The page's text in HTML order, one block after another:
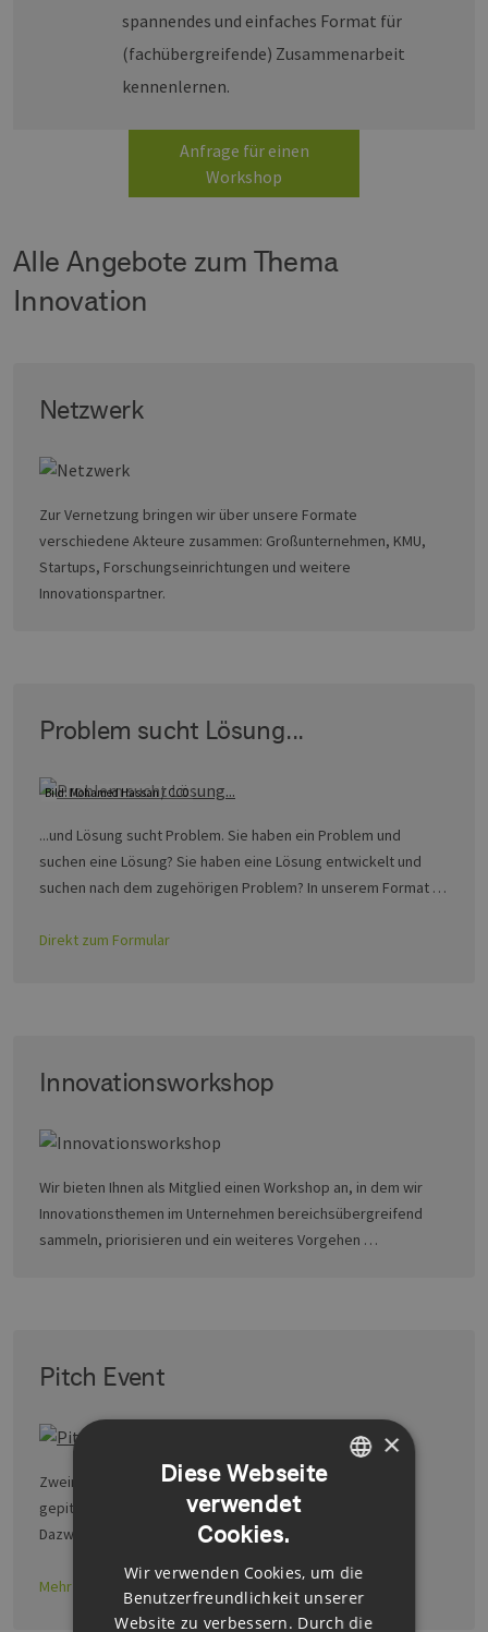
spannendes und einfaches Format für
(fachübergreifende) Zusammenarbeit
kennenlernen.
Anfrage für einen
Workshop
Alle Angebote zum Thema
Innovation
Netzwerk
Zur Vernetzung bringen wir über unsere Formate
verschiedene Akteure zusammen: Großunternehmen, KMU,
Startups, Forschungseinrichtungen und weitere
Innovationspartner.
Problem sucht Lösung...
Bild: Mohamed Hassan / CC0
...und Lösung sucht Problem. Sie haben ein Problem und
suchen eine Lösung? Sie haben eine Lösung entwickelt und
suchen nach dem zugehörigen Problem? In unserem Format …
Direkt zum Formular
Innovationsworkshop
Wir bieten Ihnen als Mitglied einen Workshop an, in dem wir
Innovationsthemen im Unternehmen bereichsübergreifend
sammeln, priorisieren und ein weiteres Vorgehen …
Pitch Event
Zweimal pro Jahr werden sechs Probleme oder Lösungen
gepitcht, was jeweils maximal sechs Minuten dauert.
Dazwischen ist Zeit zum netzwerken.
Mehr erfahren GERMAN
×
Diese Webseite
verwendet
Cookies.
Wir verwenden Cookies, um die
Benutzerfreundlichkeit unserer
Website zu verbessern. Durch die